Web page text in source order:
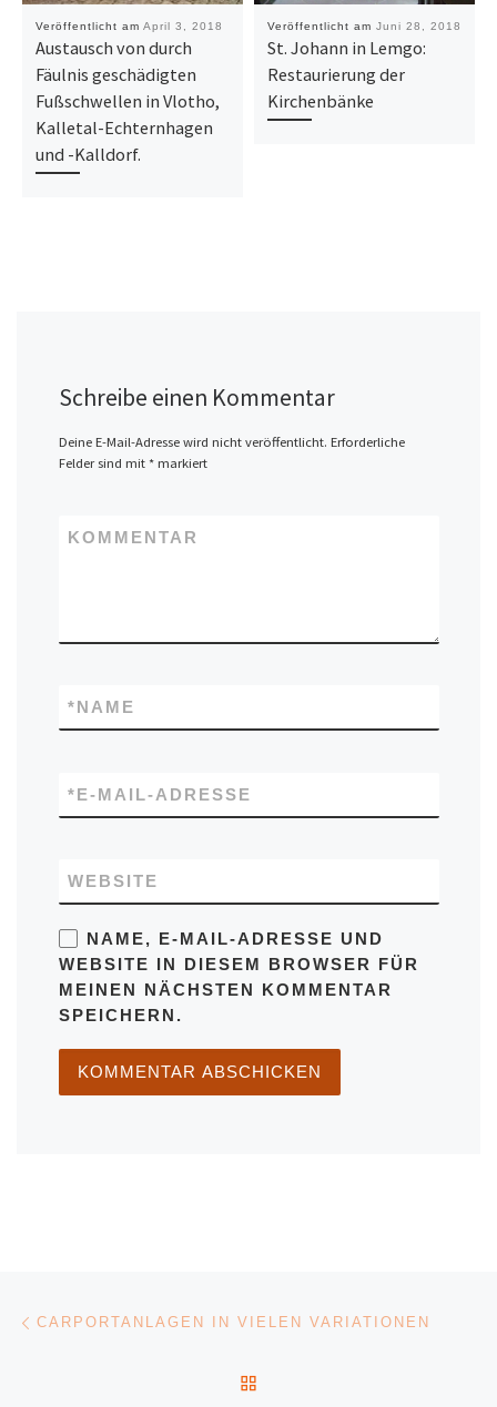
Veröffentlicht am April 3, 2018
Austausch von durch
Fäulnis geschädigten
Fußschwellen in Vlotho,
Kalletal-Echternhagen
und -Kalldorf.
Veröffentlicht am Juni 28, 2018
St. Johann in Lemgo:
Restaurierung der
Kirchenbänke
Schreibe einen Kommentar
Deine E-Mail-Adresse wird nicht veröffentlicht. Erforderliche
Felder sind mit *markiert
KOMMENTAR
NAME
*
E-MAIL-ADRESSE
*
WEBSITE
NAME, E-MAIL-ADRESSE UND
WEBSITE IN DIESEM BROWSER FÜR
MEINEN NÄCHSTEN KOMMENTAR
SPEICHERN.
Beitragsnavigation
CARPORTANLAGEN IN VIELEN VARIATIONEN